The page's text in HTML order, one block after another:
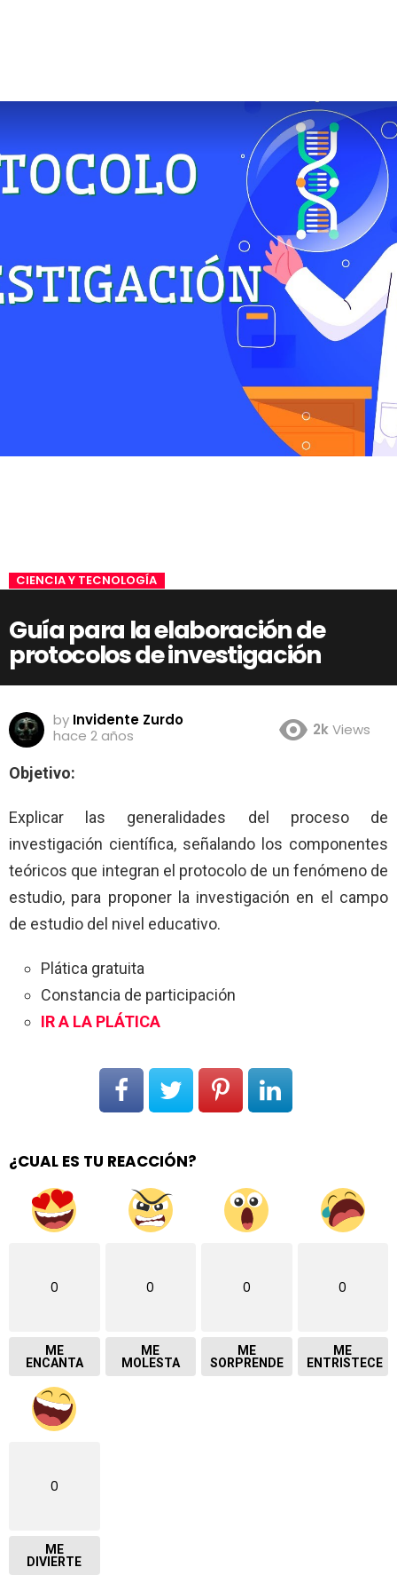
CIENCIA Y TECNOLOGÍA
Guía para la elaboración de
protocolos de investigación
by Invidente Zurdo
hace 2 años
2kViews
Objetivo:
Explicar las generalidades del proceso de
investigación científica, señalando los componentes
teóricos que integran el protocolo de un fenómeno de
estudio, para proponer la investigación en el campo
de estudio del nivel educativo.
Plática gratuita
Constancia de participación
IR A LA PLÁTICA
¿CUAL ES TU REACCIÓN?
0
ME
ENCANTA
0
ME
MOLESTA
0
ME
SORPRENDE
0
ME
ENTRISTECE
0
ME
DIVIERTE